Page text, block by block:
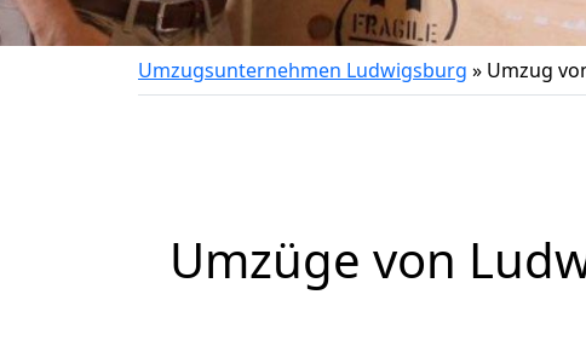
Umzugsunternehmen Ludwigsburg » Umzug
Umzüge von